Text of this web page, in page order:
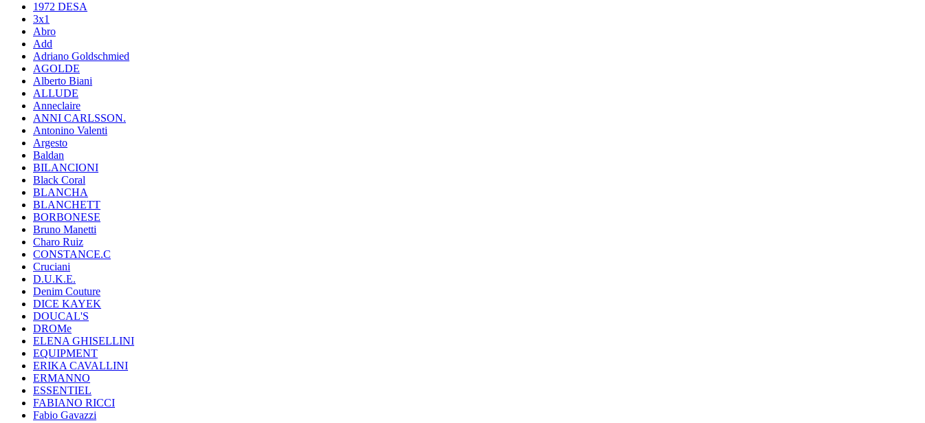
1972 DESA
3x1
Abro
Add
Adriano Goldschmied
AGOLDE
Alberto Biani
ALLUDE
Anneclaire
ANNI CARLSSON.
Antonino Valenti
Argesto
Baldan
BILANCIONI
Black Coral
BLANCHA
BLANCHETT
BORBONESE
Bruno Manetti
Charo Ruiz
CONSTANCE.C
Cruciani
D.U.K.E.
Denim Couture
DICE KAYEK
DOUCAL'S
DROMe
ELENA GHISELLINI
EQUIPMENT
ERIKA CAVALLINI
ERMANNO
ESSENTIEL
FABIANO RICCI
Fabio Gavazzi